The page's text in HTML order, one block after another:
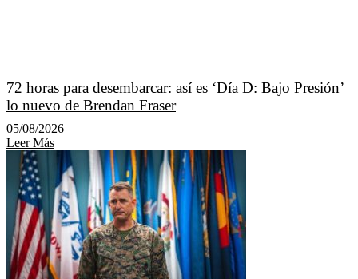
72 horas para desembarcar: así es ‘Día D: Bajo Presión’
lo nuevo de Brendan Fraser
05/08/2026
Leer Más